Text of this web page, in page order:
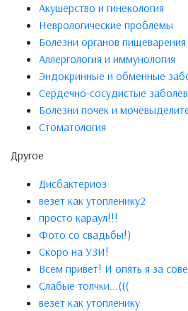
Акушерство и гинекология
Неврологические проблемы
Болезни органов пищеварения
Аллергология и иммунология
Эндокринные и обменные
Сердечно-сосудистые
Болезни почек и
Стоматология
Другое
Дисбактериоз
везет как утопленику2
просто караул!!!
Фото со свадьбы!)
Скоро на УЗИ!
Всем привет! И опять я за
Слабые толчки...(((
везет как утопленику